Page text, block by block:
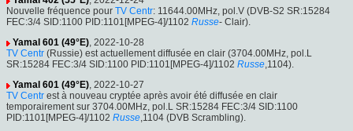
Nouvelle fréquence pour TV Centr: 11644.00MHz, pol.V (DVB-S2 SR:15284
FEC:3/4 SID:1100 PID:1101[MPEG-4]/1102 Russe- Clair).
Yamal 601 (49°E), 2022-10-28
TV Centr (Russie) est actuellement diffusée en clair (3704.00MHz, pol.L
SR:15284 FEC:3/4 SID:1100 PID:1101[MPEG-4]/1102 Russe,1104).
Yamal 601 (49°E), 2022-10-27
TV Centr est à nouveau cryptée après avoir été diffusée en clair
temporairement sur 3704.00MHz, pol.L SR:15284 FEC:3/4 SID:1100
PID:1101[MPEG-4]/1102 Russe,1104 (DVB Scrambling).